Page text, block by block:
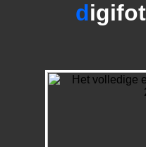
foto's op